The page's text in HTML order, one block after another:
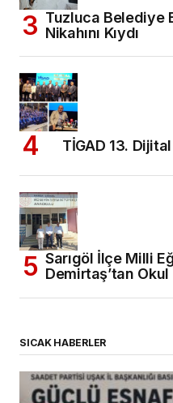
Tuzluca Belediye
Nikahını Kıydı
TİGAD 13.
Sarıgöl İlçe Milli
Demirtaş’tan
SICAK HABERLER